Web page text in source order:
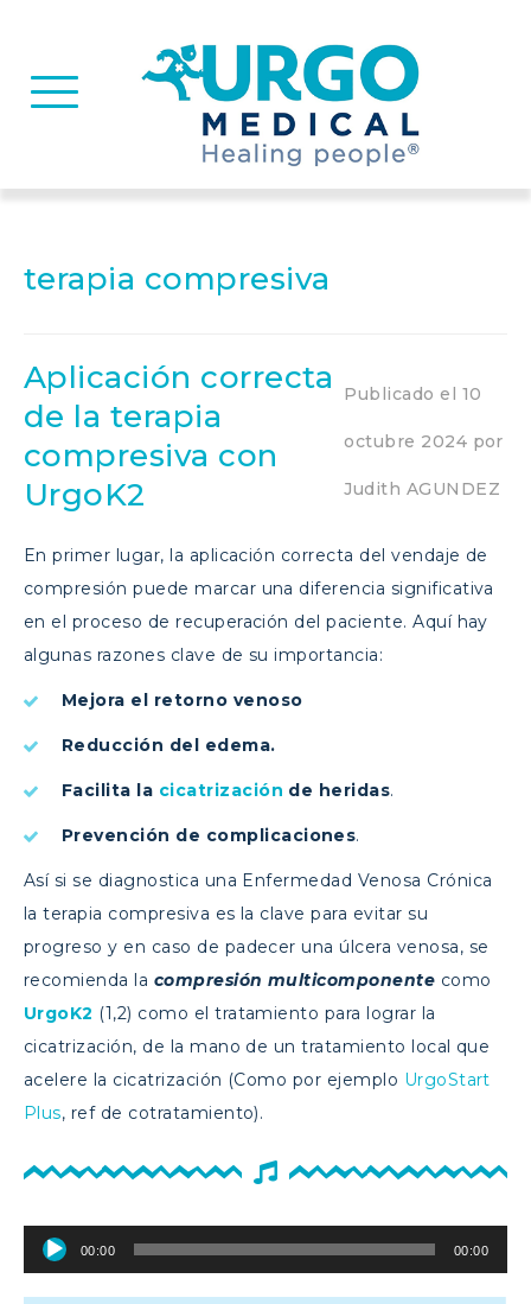
Basculer la navigation
terapia compresiva
Aplicación correcta
de la terapia
compresiva con
UrgoK2
Publicado el 10
octubre 2024 por
Judith AGUNDEZ
En primer lugar, la aplicación correcta del vendaje de
compresión puede marcar una diferencia significativa
en el proceso de recuperación del paciente. Aquí hay
algunas razones clave de su importancia:
Mejora el retorno venoso
Reducción del edema.
Facilita la cicatrización de heridas.
Prevención de complicaciones.
Así si se diagnostica una Enfermedad Venosa Crónica
la terapia compresiva es la clave para evitar su
progreso y en caso de padecer una úlcera venosa, se
recomienda la compresión multicomponente como
UrgoK2 (1,2) como el tratamiento para lograr la
cicatrización, de la mano de un tratamiento local que
acelere la cicatrización (Como por ejemplo UrgoStart
Plus, ref de cotratamiento).
Reproductor
de
00:00 00:00